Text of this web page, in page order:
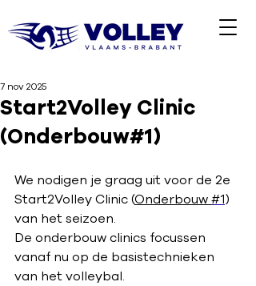
Start2Volley Clinic
(Onderbouw#1)
7 nov 2025
We nodigen je graag uit voor de 2e
Start2Volley Clinic (Onderbouw #1)
van het seizoen.
De onderbouw clinics focussen
vanaf nu op de basistechnieken
van het volleybal.